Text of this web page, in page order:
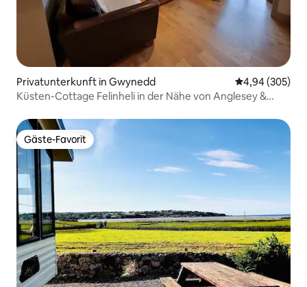
Privatunterkunft in Gwynedd
4,94 (305)
Küsten-Cottage Felinheli in der Nähe von Anglesey &
Gäste-Favorit
Gäste-Favorit